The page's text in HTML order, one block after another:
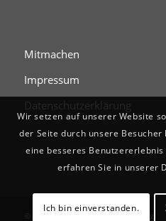
Mitmachen
Impressum
Datenschutzerklärung
© Digitales Stadtgedächtnis Coburg
Wir setzen auf unserer Website
der Seite durch unsere
eine besseres
erfahren Sie in unserer
Ich bin einverstanden.